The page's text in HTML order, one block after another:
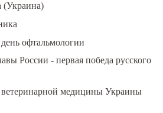
(Украина)
офтальмологии
России - первая победа русского
ветеринарной медицины Украины